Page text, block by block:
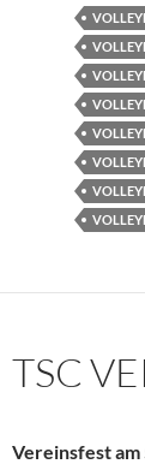
TSC
Vereinsfest